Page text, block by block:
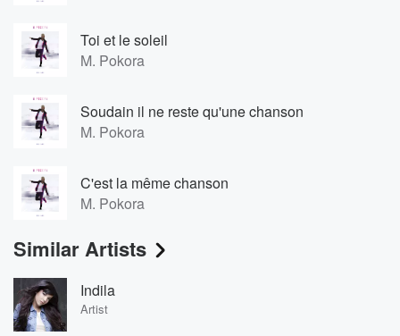
Toi et le soleil
M. Pokora
Soudain il ne reste qu'une chanson
M. Pokora
C'est la même chanson
M. Pokora
Similar Artists
Indila
Artist